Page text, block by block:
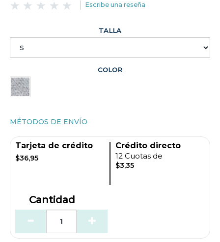
Escribe una reseña
TALLA
COLOR
MÉTODOS DE ENVÍO
Tarjeta de crédito
$36,95
Crédito directo
12 Cuotas de
$3,35
Cantidad